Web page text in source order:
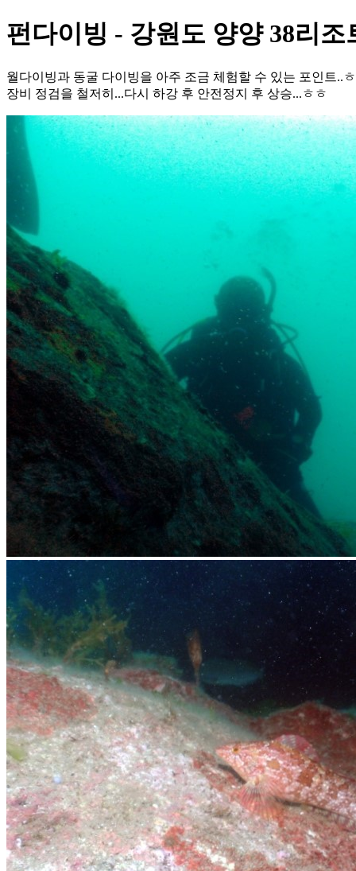
펀다이빙 - 강원도 양양 38리조
월다이빙과 동굴 다이빙을 아주 조금 체험할 수 있는 포인트..
장비 정검을 철저히...다시 하강 후 안전정지 후 상승...ㅎㅎ